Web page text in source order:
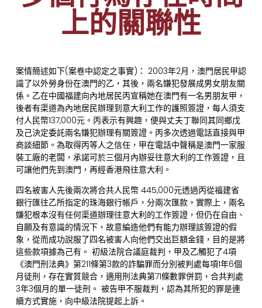
上的關聯性
案情簡述如下(案卷中認定之事實)： 2003年2月，澳門居民甲認
識了以外勞身份在澳門的乙，其後，兩名嫌犯發展成男女朋友關
係。乙在中國福建向內地居民丙宣稱她在澳門有一名男朋友甲，
後者有渠道為內地居民辦理到意大利工作的護照簽證，每人須支
付人民幣137,000元。丙表示有興趣，便與丈夫丁聯同其同鄉戊
及己決定委託兩名嫌犯辦理有關簽證。丙多次透過電話直接與甲
商談細節。為取得丙等人之信任，甲在電話中聲稱是澳門一家服
裝工廠的老闆，承諾可於三個月內辦妥往意大利的工作簽證，且
可讓他們先到澳門，再經香港飛往意大利。
四名被害人先後兩次將合共人民幣 445,000元透過丙從福建省
銀行匯往乙所指定的珠海銀行帳戶，分兩次匯款。實際上，兩名
嫌犯根本沒有任何渠道辦理往意大利的工作簽證，但仍在自由、
自願及有意識的情況下，故意編造他們有能力辦理該簽證的假
象，從而成功說服了四名被害人向他們交出巨額金錢，目的是將
這些款項據為己有。 初級法院合議庭裁判，甲及乙觸犯了4項
《澳門刑法典》第211條第3款的詐騙罪而分別被判處每項1年6個
月徒刑，存在實質競合，適用刑法典第71條數罪併罰，合共判處
3年3個月的單一徒刑。 被告甲不服裁判，認為其所犯的罪是連
續方式實施，向中級法院提起上訴。